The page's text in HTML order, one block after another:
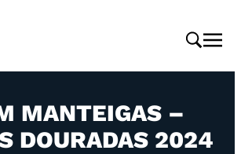
MANTEIGAS –
DOURADAS 2024